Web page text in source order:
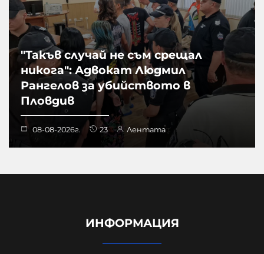
"Такъв случай не съм срещал
никога": Адвокат Людмил
Рангелов за убийството в
Пловдив
08-08-2026г. 23 Лентата
ИНФОРМАЦИЯ